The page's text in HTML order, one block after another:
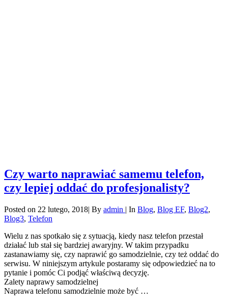
Czy warto naprawiać samemu telefon,
czy lepiej oddać do profesjonalisty?
Posted on 22 lutego, 2018| By admin | In Blog, Blog EF, Blog2,
Blog3, Telefon
Wielu z nas spotkało się z sytuacją, kiedy nasz telefon przestał
działać lub stał się bardziej awaryjny. W takim przypadku
zastanawiamy się, czy naprawić go samodzielnie, czy też oddać do
serwisu. W niniejszym artykule postaramy się odpowiedzieć na to
pytanie i pomóc Ci podjąć właściwą decyzję.
Zalety naprawy samodzielnej
Naprawa telefonu samodzielnie może być …